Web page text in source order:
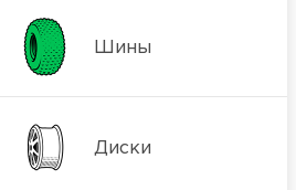
Шины
Диски